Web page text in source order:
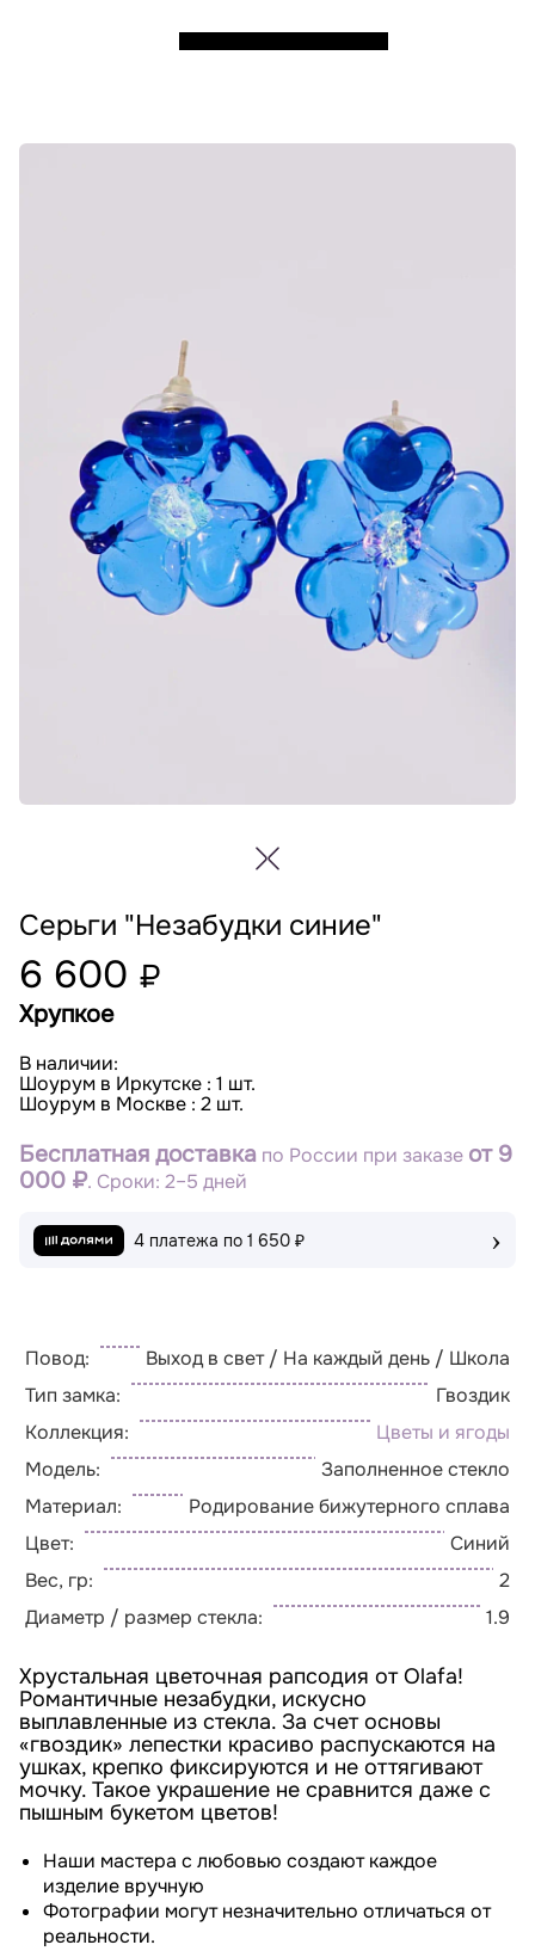
Серьги "Незабудки синие"
6 600 ₽
Хрупкое
В наличии:
Шоурум в Иркутске : 1 шт.
Шоурум в Москве : 2 шт.
Бесплатная доставка по России при заказе от 9
000 ₽. Сроки: 2–5 дней
4 платежа по 1 650 ₽ ›
Повод:
Выход в свет / На каждый день / Школа
Тип замка:
Гвоздик
Коллекция:
Цветы и ягоды
Модель:
Заполненное стекло
Материал:
Родирование бижутерного сплава
Цвет:
Синий
Вес, гр:
2
Диаметр / размер стекла:
1.9
Хрустальная цветочная рапсодия от Olafa!
Романтичные незабудки, искусно
выплавленные из стекла. За счет основы
«гвоздик» лепестки красиво распускаются на
ушках, крепко фиксируются и не оттягивают
мочку. Такое украшение не сравнится даже с
пышным букетом цветов!
Наши мастера с любовью создают каждое
изделие вручную
Фотографии могут незначительно отличаться от
реальности.